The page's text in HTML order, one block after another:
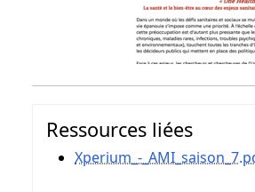
Ressources liées
Xperium_-